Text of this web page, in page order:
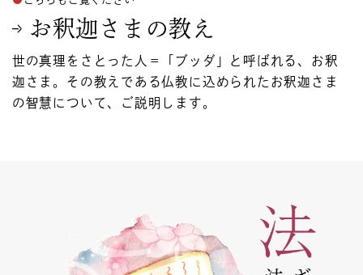
お釈迦さまの教え
世の真理をさとった人＝「ブッダ」と呼ばれる、お釈
迦さま。その教えである仏教に込められたお釈迦さま
の智慧について、ご説明します。